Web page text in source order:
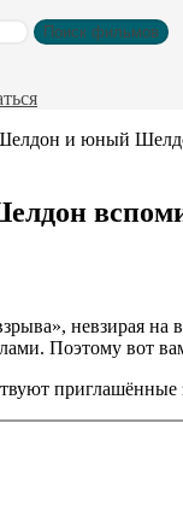
Поиск фильмов
и юный
невзирая на
Поэтому вот
приглашённые